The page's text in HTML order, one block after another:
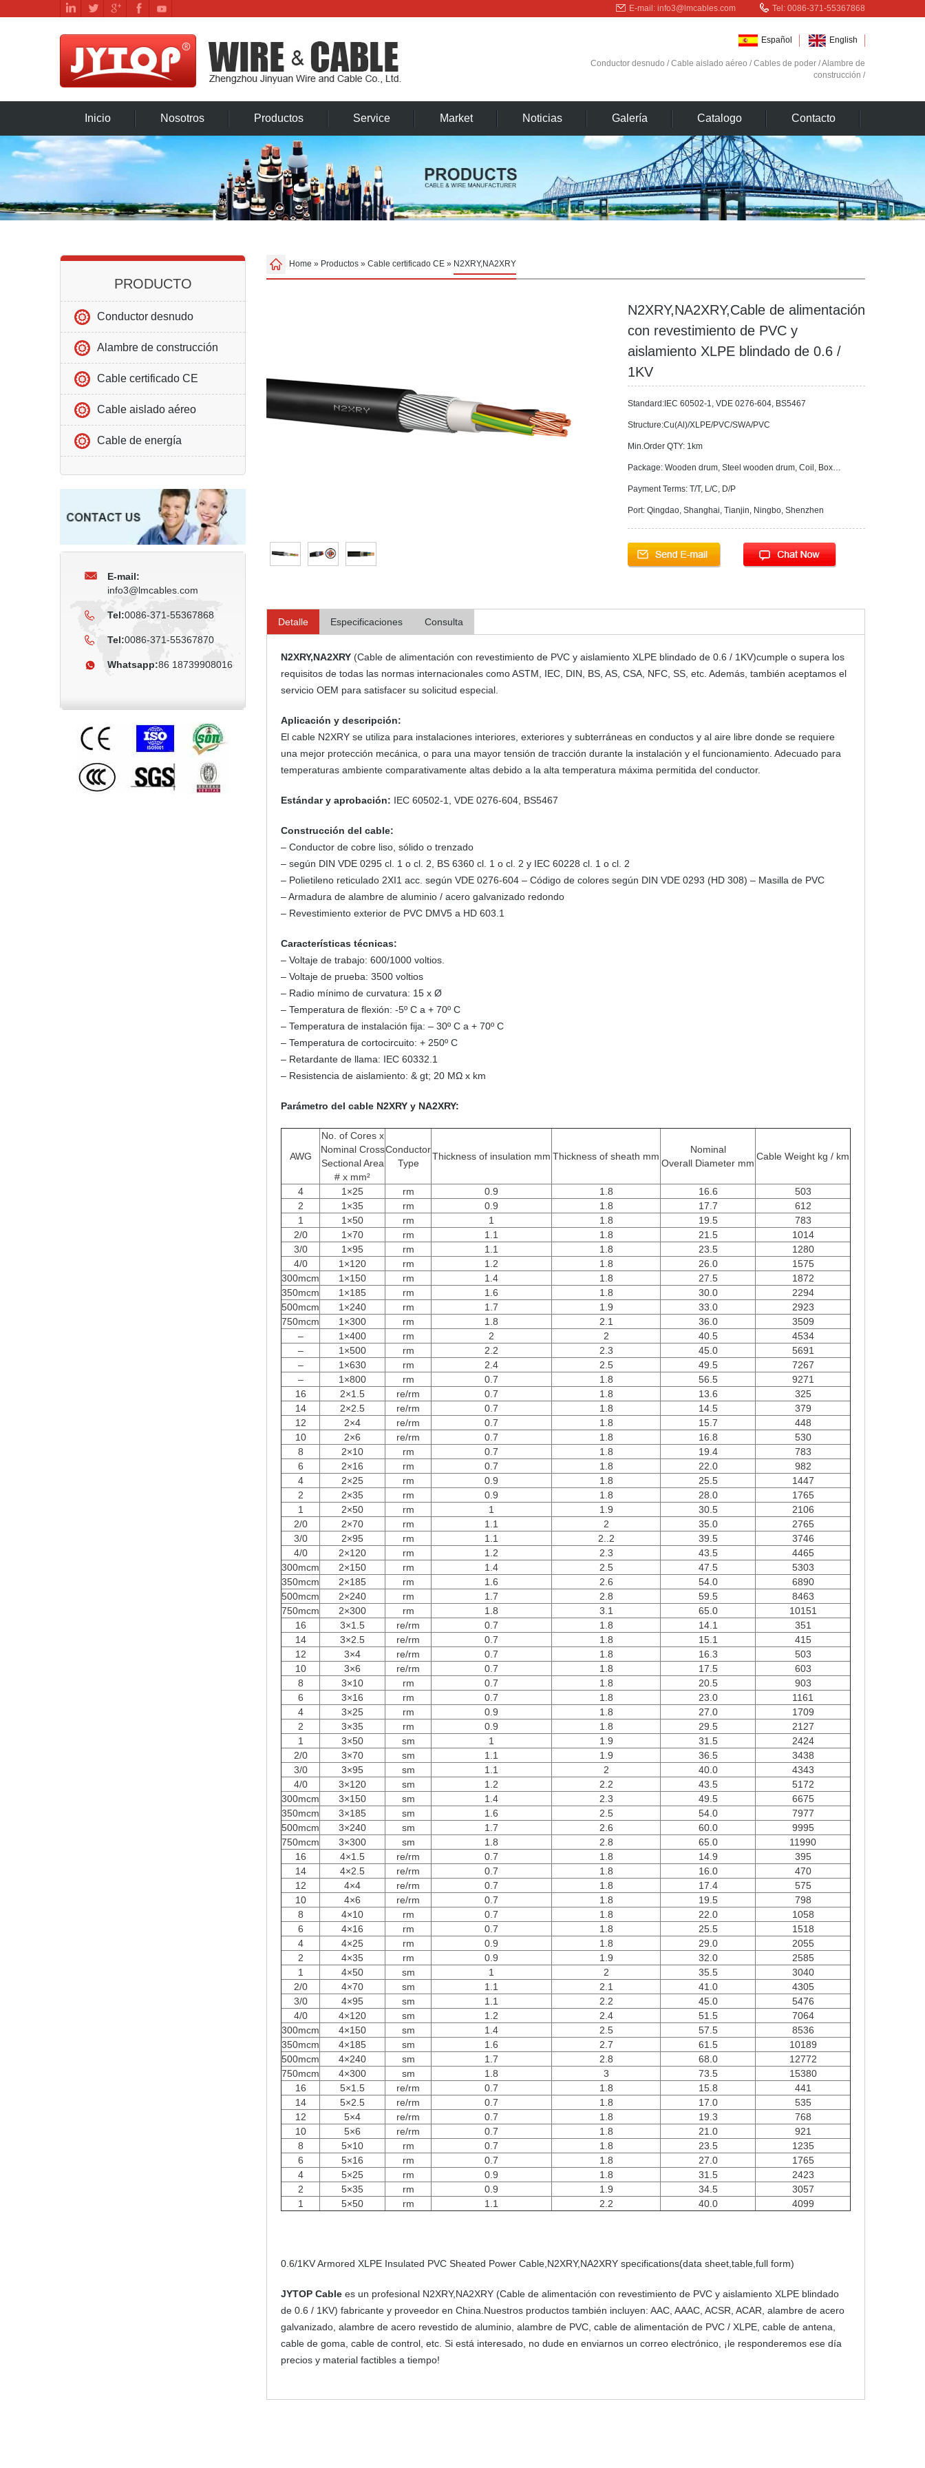
E-mail: info3@lmcables.com Tel: 0086-371-55367868
Español English
Conductor desnudo /Cable aislado aéreo /Cables de poder /Alambre de
construcción /
Inicio Nosotros Productos Service Market Noticias Galería Catalogo Contacto
PRODUCTO
Conductor desnudo
Alambre de construcción
Cable certificado CE
Cable aislado aéreo
Cable de energía
E-mail:
info3@lmcables.com
Tel:0086-371-55367868
Tel:0086-371-55367870
Whatsapp:86 18739908016
Home » Productos » Cable certificado CE » N2XRY,NA2XRY
N2XRY,NA2XRY,Cable de alimentación
con revestimiento de PVC y
aislamiento XLPE blindado de 0.6 /
1KV
Standard:IEC 60502-1, VDE 0276-604, BS5467
Structure:Cu(Al)/XLPE/PVC/SWA/PVC
Min.Order QTY: 1km
Package: Wooden drum, Steel wooden drum, Coil, Box…
Payment Terms: T/T, L/C, D/P
Port: Qingdao, Shanghai, Tianjin, Ningbo, Shenzhen
Detalle Especificaciones Consulta
N2XRY,NA2XRY (Cable de alimentación con revestimiento de PVC y aislamiento XLPE blindado de 0.6 / 1KV)cumple o supera los
requisitos de todas las normas internacionales como ASTM, IEC, DIN, BS, AS, CSA, NFC, SS, etc. Además, también aceptamos el
servicio OEM para satisfacer su solicitud especial.
Aplicación y descripción:
El cable N2XRY se utiliza para instalaciones interiores, exteriores y subterráneas en conductos y al aire libre donde se requiere
una mejor protección mecánica, o para una mayor tensión de tracción durante la instalación y el funcionamiento. Adecuado para
temperaturas ambiente comparativamente altas debido a la alta temperatura máxima permitida del conductor.
Estándar y aprobación: IEC 60502-1, VDE 0276-604, BS5467
Construcción del cable:
– Conductor de cobre liso, sólido o trenzado
– según DIN VDE 0295 cl. 1 o cl. 2, BS 6360 cl. 1 o cl. 2 y IEC 60228 cl. 1 o cl. 2
– Polietileno reticulado 2XI1 acc. según VDE 0276-604 – Código de colores según DIN VDE 0293 (HD 308) – Masilla de PVC
– Armadura de alambre de aluminio / acero galvanizado redondo
– Revestimiento exterior de PVC DMV5 a HD 603.1
Características técnicas:
– Voltaje de trabajo: 600/1000 voltios.
– Voltaje de prueba: 3500 voltios
– Radio mínimo de curvatura: 15 x Ø
– Temperatura de flexión: -5º C a + 70º C
– Temperatura de instalación fija: – 30º C a + 70º C
– Temperatura de cortocircuito: + 250º C
– Retardante de llama: IEC 60332.1
– Resistencia de aislamiento: & gt; 20 MΩ x km
Parámetro del cable N2XRY y NA2XRY:
AWG
No. of Cores x
Nominal Cross
Sectional Area
# x mm²
Conductor
Type
Thickness of insulation mm Thickness of sheath mm
Nominal
Overall Diameter mm
Cable Weight kg / km
4 1×25 rm 0.9 1.8 16.6
503
2
1×35 rm 0.9 1.8 17.7
612
1
1×50 rm 1 1.8 19.5
783
2/0
1×70 rm 1.1 1.8 21.5
1014
3/0
1×95 rm 1.1 1.8 23.5
1280
4/0
1×120 rm 1.2 1.8 26.0
1575
300mcm
1×150 rm 1.4 1.8 27.5
1872
350mcm
1×185 rm 1.6 1.8 30.0
2294
500mcm
1×240 rm 1.7 1.9 33.0
2923
750mcm
1×300 rm 1.8 2.1 36.0
3509
–
1×400 rm 2 2 40.5
4534
–
1×500 rm 2.2 2.3 45.0
5691
–
1×630 rm 2.4 2.5 49.5
7267
–
1×800 rm 0.7 1.8 56.5
9271
16
2×1.5 re/rm 0.7 1.8 13.6
325
14
2×2.5 re/rm 0.7 1.8 14.5
379
12
2×4 re/rm 0.7 1.8 15.7
448
10
2×6 re/rm 0.7 1.8 16.8
530
8
2×10 rm 0.7 1.8 19.4
783
6
2×16 rm 0.7 1.8 22.0
982
4
2×25 rm 0.9 1.8 25.5
1447
2
2×35 rm 0.9 1.8 28.0
1765
1
2×50 rm 1 1.9 30.5
2106
2/0
2×70 rm 1.1 2 35.0
2765
3/0
2×95 rm 1.1 2..2 39.5
3746
4/0
2×120 rm 1.2 2.3 43.5
4465
300mcm
2×150 rm 1.4 2.5 47.5
5303
350mcm
2×185 rm 1.6 2.6 54.0
6890
500mcm
2×240 rm 1.7 2.8 59.5
8463
750mcm
2×300 rm 1.8 3.1 65.0
10151
16
3×1.5 re/rm 0.7 1.8 14.1
351
14
3×2.5 re/rm 0.7 1.8 15.1
415
12
3×4 re/rm 0.7 1.8 16.3
503
10
3×6 re/rm 0.7 1.8 17.5
603
8
3×10 rm 0.7 1.8 20.5
903
6
3×16 rm 0.7 1.8 23.0
1161
4
3×25 rm 0.9 1.8 27.0
1709
2
3×35 rm 0.9 1.8 29.5
2127
1
3×50 sm 1 1.9 31.5
2424
2/0
3×70 sm 1.1 1.9 36.5
3438
3/0
3×95 sm 1.1 2 40.0
4343
4/0
3×120 sm 1.2 2.2 43.5
5172
300mcm
3×150 sm 1.4 2.3 49.5
6675
350mcm
3×185 sm 1.6 2.5 54.0
7977
500mcm
3×240 sm 1.7 2.6 60.0
9995
750mcm
3×300 sm 1.8 2.8 65.0
11990
16
4×1.5 re/rm 0.7 1.8 14.9
395
14
4×2.5 re/rm 0.7 1.8 16.0
470
12
4×4 re/rm 0.7 1.8 17.4
575
10
4×6 re/rm 0.7 1.8 19.5
798
8
4×10 rm 0.7 1.8 22.0
1058
6
4×16 rm 0.7 1.8 25.5
1518
4
4×25 rm 0.9 1.8 29.0
2055
2
4×35 rm 0.9 1.9 32.0
2585
1
4×50 sm 1 2 35.5
3040
2/0
4×70 sm 1.1 2.1 41.0
4305
3/0
4×95 sm 1.1 2.2 45.0
5476
4/0
4×120 sm 1.2 2.4 51.5
7064
300mcm
4×150 sm 1.4 2.5 57.5
8536
350mcm
4×185 sm 1.6 2.7 61.5
10189
500mcm
4×240 sm 1.7 2.8 68.0
12772
750mcm
4×300 sm 1.8 3 73.5
15380
16
5×1.5 re/rm 0.7 1.8 15.8
441
14
5×2.5 re/rm 0.7 1.8 17.0
535
12
5×4 re/rm 0.7 1.8 19.3
768
10
5×6 re/rm 0.7 1.8 21.0
921
8
5×10 rm 0.7 1.8 23.5
1235
6
5×16 rm 0.7 1.8 27.0
1765
4
5×25 rm 0.9 1.8 31.5
2423
2
5×35 rm 0.9 1.9 34.5
3057
1
5×50 rm 1.1 2.2 40.0 4099
0.6/1KV Armored XLPE Insulated PVC Sheated Power Cable,N2XRY,NA2XRY specifications(data sheet,table,full form)
JYTOP Cable es un profesional N2XRY,NA2XRY (Cable de alimentación con revestimiento de PVC y aislamiento XLPE blindado
de 0.6 / 1KV) fabricante y proveedor en China.Nuestros productos también incluyen: AAC, AAAC, ACSR, ACAR, alambre de acero
galvanizado, alambre de acero revestido de aluminio, alambre de PVC, cable de alimentación de PVC / XLPE, cable de antena,
cable de goma, cable de control, etc. Si está interesado, no dude en enviarnos un correo electrónico, ¡le responderemos ese día
precios y material factibles a tiempo!